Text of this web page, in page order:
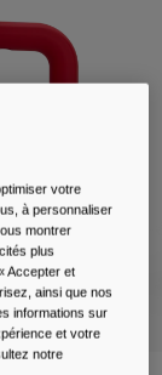
votre
à personnaliser
montrer
plus
Accepter et
ainsi que nos
informations sur
et votre
notre